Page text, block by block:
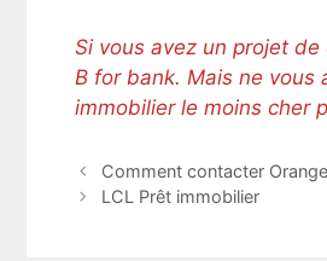
Si vous avez un projet
B for bank. Mais ne vous
immobilier le moins cher
N
a
Comment contacter
LCL Prêt immobilier